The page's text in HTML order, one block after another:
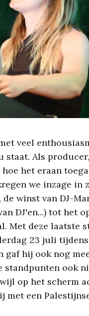
veel
Als
het eraan
we inzage in
winst van DJ-
DJ'en...) tot het
Met deze laatste
23 juli
gaf hij ook nog
standpunten ook
op het scherm
een